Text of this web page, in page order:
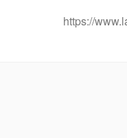
https://